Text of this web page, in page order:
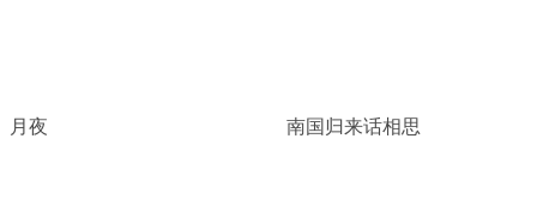
月夜 南国归来话相思